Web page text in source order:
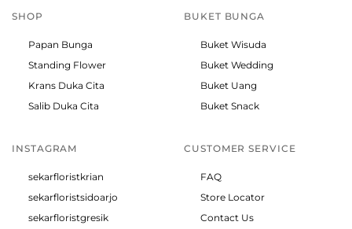
SHOP
Papan Bunga
Standing Flower
Krans Duka Cita
Salib Duka Cita
BUKET BUNGA
Buket Wisuda
Buket Wedding
Buket Uang
Buket Snack
INSTAGRAM
sekarfloristkrian
sekarfloristsidoarjo
sekarfloristgresik
CUSTOMER SERVICE
FAQ
Store Locator
Contact Us